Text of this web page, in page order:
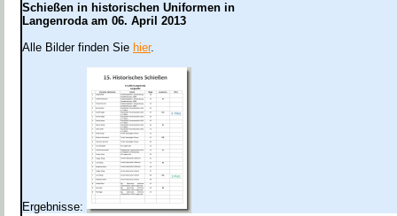
Schießen in historischen Uniformen in
Langenroda am 06. April 2013
Alle Bilder finden Sie hier.
Ergebnisse: